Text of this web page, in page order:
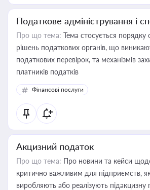
Податкове адміністрування і
Про що тема: Тема стосується порядку
рішень податкових органів, що
податкових перевірок, та механізмів
платників податків
Фінансові послуги
Акцизний податок
Про що тема: Про новини та кейси
критично важливим для підприємств,
виробляють або реалізують підакцизну